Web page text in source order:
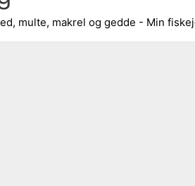
multe, makrel og gedde - Min